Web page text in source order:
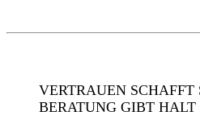
VERTRAUEN
BERATUNG GIBT HALT